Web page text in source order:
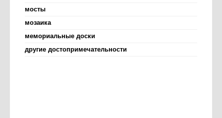
мосты
мозаика
мемориальные доски
другие достопримечательности